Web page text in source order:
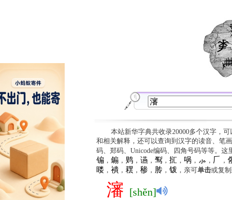
本站新华字典共收录20000多个汉字，
和相关解释，还可以查询到汉字的读音、笔
码、郑码、Unicode编码、四角号码等等。这
䦂 ， 䥇 ， 䴗， 䜩， 䴕， 㧟 ， 㖞 ， ⺗ ， 𠂆 ，
䁖， 䙡， 䎬 ， 䅟， 䏝， 䥽，亲可单击或复制
瀋 [shěn]